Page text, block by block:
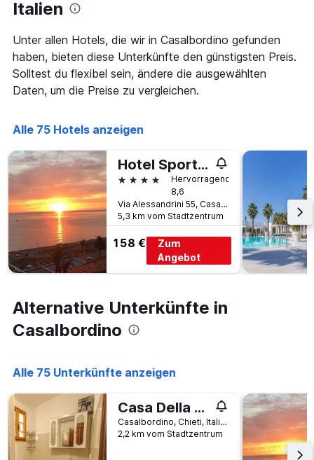
Das
Diagramm
1
X-
Achse,
die
die
anzeigt.
Das
Diagramm
hat
Y-
Achse,
die
durchschnittlichen
Zimmerpreis
anzeigt.
Italien
Unter allen Hotels, die wir in Casalbordino gefunden
haben, bieten diese Unterkünfte den günstigsten Preis.
Solltest du flexibel sein, ändere die ausgewählten
Daten, um die Preise zu vergleichen.
Alle 75 Hotels anzeigen
Hotel Sporting
4 Sterne
Hervorragend
8,6
Via Alessandrini 55, Casalbordino, Chieti, Italien
5,3 km vom Stadtzentrum
158 €
Zum
Angebot
Alternative Unterkünfte in
Casalbordino
Alle 75 Unterkünfte anzeigen
Casa Della Nonna - Pollutri
Casalbordino, Chieti, Italien
2,2 km vom Stadtzentrum